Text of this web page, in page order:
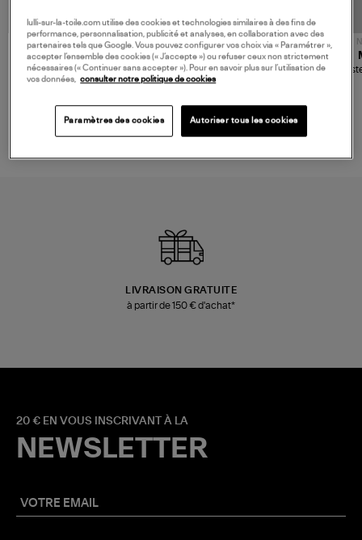
480,00 €
JEROME DREYFUSS
Sac Bobi S Cuir Lamé
Champagne
NOUVELLE COLLECTION
TORAL
Mocassins Killian Sport
LIVRAISON GRATUITE
à partir de 150 € d'achat*
20 € EN VOUS INSCRIVANT À LA
NEWSLETTER
lulli-sur-la-toile.com utilise des cookies et technologies similaires à des fins de
performance, personnalisation, publicité et analyses, en collaboration avec des
partenaires tels que Google. Vous pouvez configurer vos choix via « Paramétrer »,
accepter l’ensemble des cookies (« J’accepte ») ou refuser ceux non strictement
nécessaires (« Continuer sans accepter »). Pour en savoir plus sur l’utilisation de
vos données,
consulter notre politique de cookies
Paramètres des cookies Autoriser tous les cookies